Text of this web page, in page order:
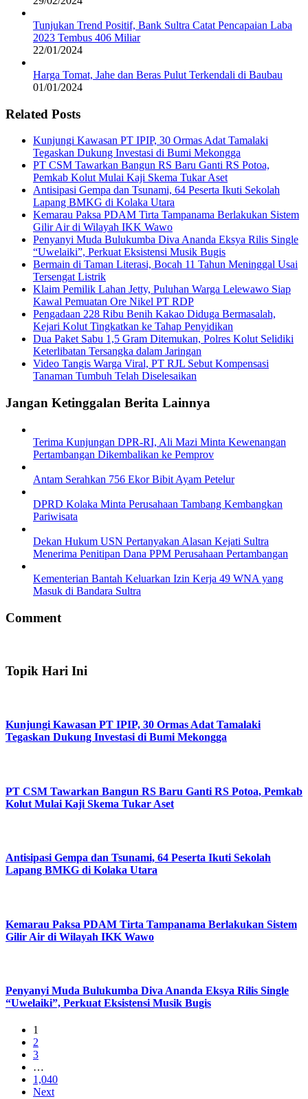
Tunjukan Trend Positif, Bank Sultra Catat Pencapaian Laba
2023 Tembus 406 Miliar
22/01/2024
Harga Tomat, Jahe dan Beras Pulut Terkendali di Baubau
01/01/2024
Related Posts
Kunjungi Kawasan PT IPIP, 30 Ormas Adat Tamalaki
Tegaskan Dukung Investasi di Bumi Mekongga
PT CSM Tawarkan Bangun RS Baru Ganti RS Potoa,
Pemkab Kolut Mulai Kaji Skema Tukar Aset
Antisipasi Gempa dan Tsunami, 64 Peserta Ikuti Sekolah
Lapang BMKG di Kolaka Utara
Kemarau Paksa PDAM Tirta Tampanama Berlakukan Sistem
Gilir Air di Wilayah IKK Wawo
Penyanyi Muda Bulukumba Diva Ananda Eksya Rilis Single
“Uwelaiki”, Perkuat Eksistensi Musik Bugis
Bermain di Taman Literasi, Bocah 11 Tahun Meninggal Usai
Tersengat Listrik
Klaim Pemilik Lahan Jetty, Puluhan Warga Lelewawo Siap
Kawal Pemuatan Ore Nikel PT RDP
Pengadaan 228 Ribu Benih Kakao Diduga Bermasalah,
Kejari Kolut Tingkatkan ke Tahap Penyidikan
Dua Paket Sabu 1,5 Gram Ditemukan, Polres Kolut Selidiki
Keterlibatan Tersangka dalam Jaringan
Video Tangis Warga Viral, PT RJL Sebut Kompensasi
Tanaman Tumbuh Telah Diselesaikan
Jangan Ketinggalan Berita Lainnya
Terima Kunjungan DPR-RI, Ali Mazi Minta Kewenangan
Pertambangan Dikembalikan ke Pemprov
Antam Serahkan 756 Ekor Bibit Ayam Petelur
DPRD Kolaka Minta Perusahaan Tambang Kembangkan
Pariwisata
Dekan Hukum USN Pertanyakan Alasan Kejati Sultra
Menerima Penitipan Dana PPM Perusahaan Pertambangan
Kementerian Bantah Keluarkan Izin Kerja 49 WNA yang
Masuk di Bandara Sultra
Comment
Topik Hari Ini
Kunjungi Kawasan PT IPIP, 30 Ormas Adat Tamalaki
Tegaskan Dukung Investasi di Bumi Mekongga
PT CSM Tawarkan Bangun RS Baru Ganti RS Potoa, Pemkab
Kolut Mulai Kaji Skema Tukar Aset
Antisipasi Gempa dan Tsunami, 64 Peserta Ikuti Sekolah
Lapang BMKG di Kolaka Utara
Kemarau Paksa PDAM Tirta Tampanama Berlakukan Sistem
Gilir Air di Wilayah IKK Wawo
Penyanyi Muda Bulukumba Diva Ananda Eksya Rilis Single
“Uwelaiki”, Perkuat Eksistensi Musik Bugis
1
2
3
…
1,040
Next